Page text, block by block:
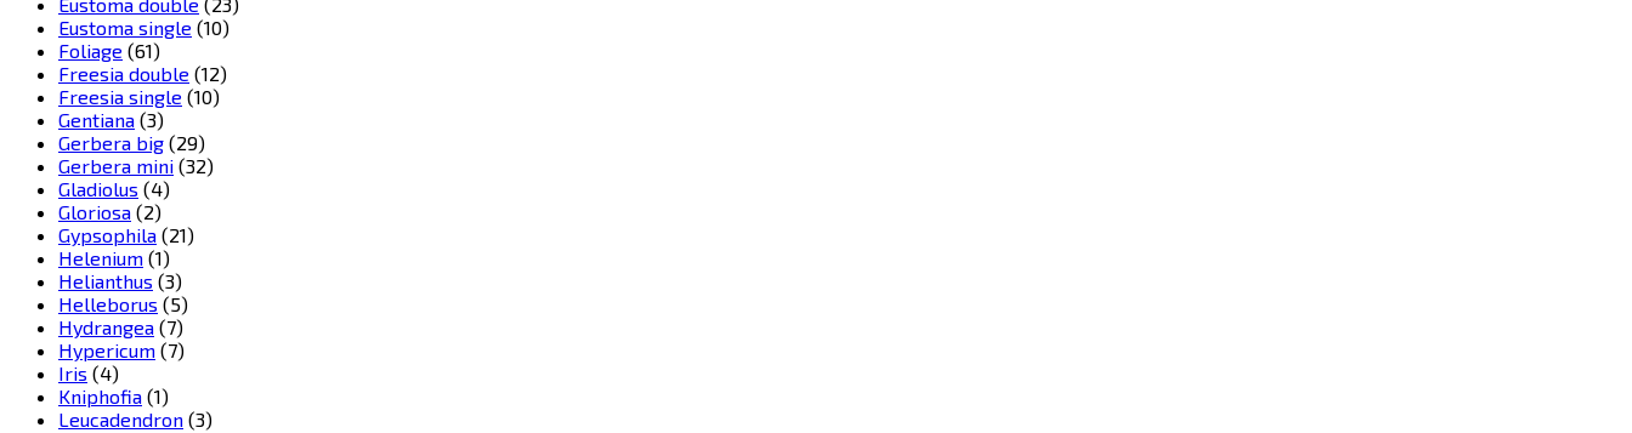
Eustoma single (10)
Foliage (61)
Freesia double (12)
Freesia single (10)
Gentiana (3)
Gerbera big (29)
Gerbera mini (32)
Gladiolus (4)
Gloriosa (2)
Gypsophila (21)
Helenium (1)
Helianthus (3)
Helleborus (5)
Hydrangea (7)
Hypericum (7)
Iris (4)
Kniphofia (1)
Leucadendron (3)